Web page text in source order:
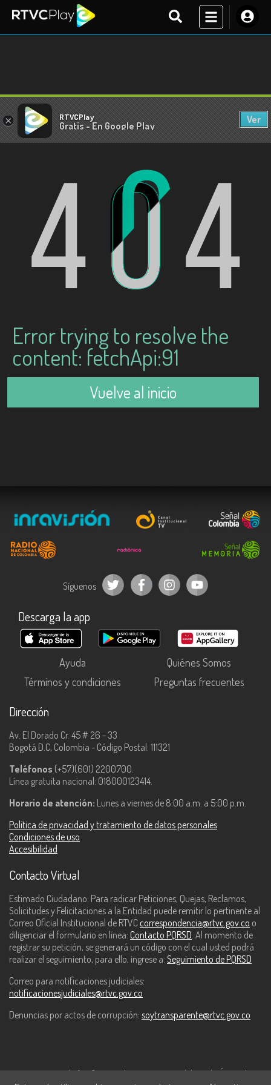
× RTVCPlay
Gratis - En Google Play
Ver
Error trying to resolve the
content: fetchApi:91
Vuelve al inicio
Síguenos
Descarga la app
Ayuda
Quiénes Somos
Términos y condiciones
Preguntas frecuentes
Dirección
Av. El Dorado Cr. 45 # 26 - 33
Bogotá D.C, Colombia - Código Postal: 111321
Teléfonos (+57)(601) 2200700.
Línea gratuita nacional: 018000123414.
Horario de atención: Lunes a viernes de 8:00 a.m. a 5:00 p.m.
Política de privacidad y tratamiento de datos personales
Condiciones de uso
Accesibilidad
Contacto Virtual
Estimado Ciudadano: Para radicar Peticiones, Quejas, Reclamos,
Solicitudes y Felicitaciones a la Entidad puede remitir lo pertinente al
Correo Oficial Institucional de RTVC correspondencia@rtvc.gov.co o
diligenciar el formulario en línea: Contacto PQRSD . Al momento de
registrar su petición, se generará un código con el cual usted podrá
realizar el seguimiento, para ello, ingrese a: Seguimiento de PQRSD
Correo para notificaciones judiciales:
notificacionesjudiciales@rtvc.gov.co
Denuncias por actos de corrupción: soytransparente@rtvc.gov.co
Este contenido fue financiado con recursos del Fondo Único de